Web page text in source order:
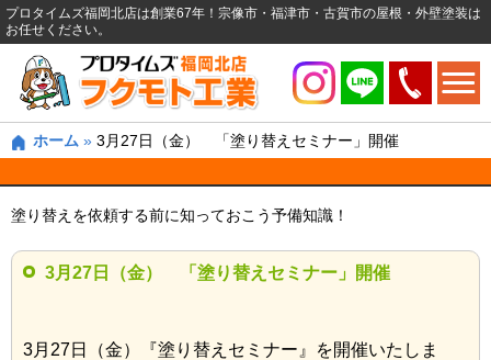
プロタイムズ福岡北店は創業67年！宗像市・福津市・古賀市の屋根・外壁塗装は
お任せください。
ホーム » 3月27日（金） 「塗り替えセミナー」開催
塗り替えを依頼する前に知っておこう予備知識！
3月27日（金） 「塗り替えセミナー」開催
3月27日（金）『塗り替えセミナー』を開催いたしま